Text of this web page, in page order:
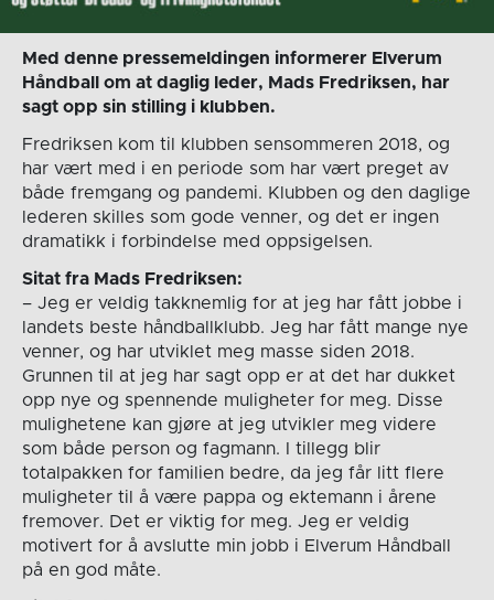
Med denne pressemeldingen informerer Elverum
Håndball om at daglig leder, Mads Fredriksen, har
sagt opp sin stilling i klubben.
Fredriksen kom til klubben sensommeren 2018, og
har vært med i en periode som har vært preget av
både fremgang og pandemi. Klubben og den daglige
lederen skilles som gode venner, og det er ingen
dramatikk i forbindelse med oppsigelsen.
Sitat fra Mads Fredriksen:
– Jeg er veldig takknemlig for at jeg har fått jobbe i
landets beste håndballklubb. Jeg har fått mange nye
venner, og har utviklet meg masse siden 2018.
Grunnen til at jeg har sagt opp er at det har dukket
opp nye og spennende muligheter for meg. Disse
mulighetene kan gjøre at jeg utvikler meg videre
som både person og fagmann. I tillegg blir
totalpakken for familien bedre, da jeg får litt flere
muligheter til å være pappa og ektemann i årene
fremover. Det er viktig for meg. Jeg er veldig
motivert for å avslutte min jobb i Elverum Håndball
på en god måte.